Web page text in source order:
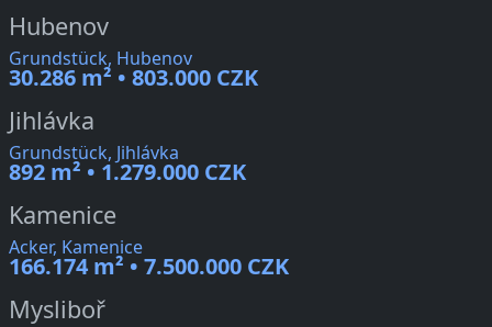
Hubenov
Grundstück, Hubenov
30.286 m² • 803.000 CZK
Jihlávka
Grundstück, Jihlávka
892 m² • 1.279.000 CZK
Kamenice
Acker, Kamenice
166.174 m² • 7.500.000 CZK
Mysliboř